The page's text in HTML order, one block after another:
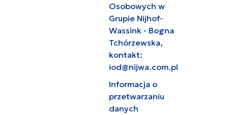
Osobowych w
Grupie Nijhof-
Wassink - Bogna
Tchórzewska,
kontakt:
iod@nijwa.com.pl
Informacja o
przetwarzaniu
danych